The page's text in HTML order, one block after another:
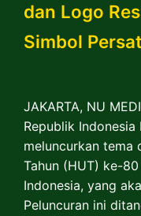
dan Logo
Simbol
JAKARTA, NU
Republik
meluncurkan tema
Tahun (HUT) ke-
Indonesia, yang
Peluncuran ini